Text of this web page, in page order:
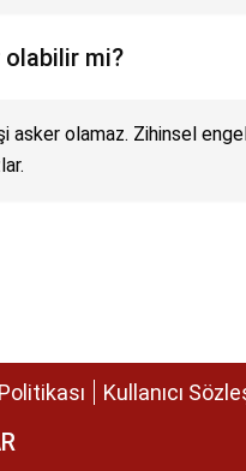
olabilir mi?
asker olamaz. Zihinsel
Kullanıcı